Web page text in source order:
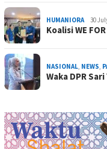
HUMANIORA 30
Koalisi WE
NASIONAL, NEWS,
Waka DPR